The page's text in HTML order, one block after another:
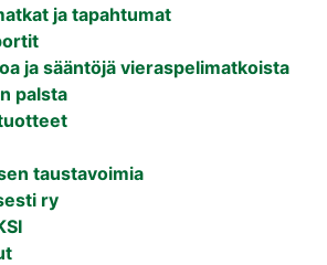
ja tapahtumat
ja sääntöjä vieraspelimatkoista
palsta
taustavoimia
ry